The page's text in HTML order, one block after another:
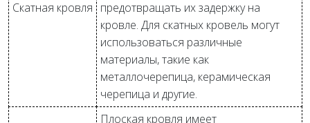
Скатная кровля предотвращать их задержку на
кровле. Для скатных кровель могут
использоваться различные
материалы, такие как
металлочерепица, керамическая
черепица и другие.
Плоская кровля имеет